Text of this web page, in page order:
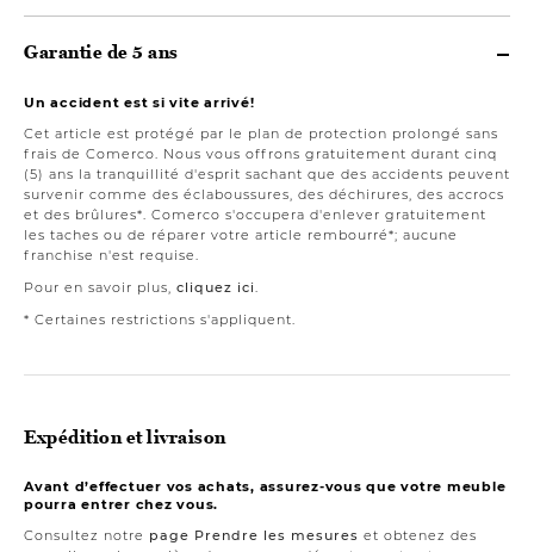
Garantie de 5 ans
Un accident est si vite arrivé!
Cet article est protégé par le plan de protection prolongé sans
frais de Comerco. Nous vous offrons gratuitement durant cinq
(5) ans la tranquillité d'esprit sachant que des accidents peuvent
survenir comme des éclaboussures, des déchirures, des accrocs
et des brûlures*. Comerco s'occupera d'enlever gratuitement
les taches ou de réparer votre article rembourré*; aucune
franchise n'est requise.
Pour en savoir plus, cliquez ici.
* Certaines restrictions s'appliquent.
Expédition et livraison
Avant d’effectuer vos achats, assurez-vous que votre meuble
pourra entrer chez vous.
Consultez notre page Prendre les mesures et obtenez des